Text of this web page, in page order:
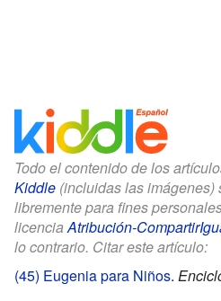
Todo el contenido de los
Kiddle (incluidas las imágenes)
libremente para fines
licenciaAtribución-
lo contrario. Citar este artículo:
(45) Eugenia para Niños.